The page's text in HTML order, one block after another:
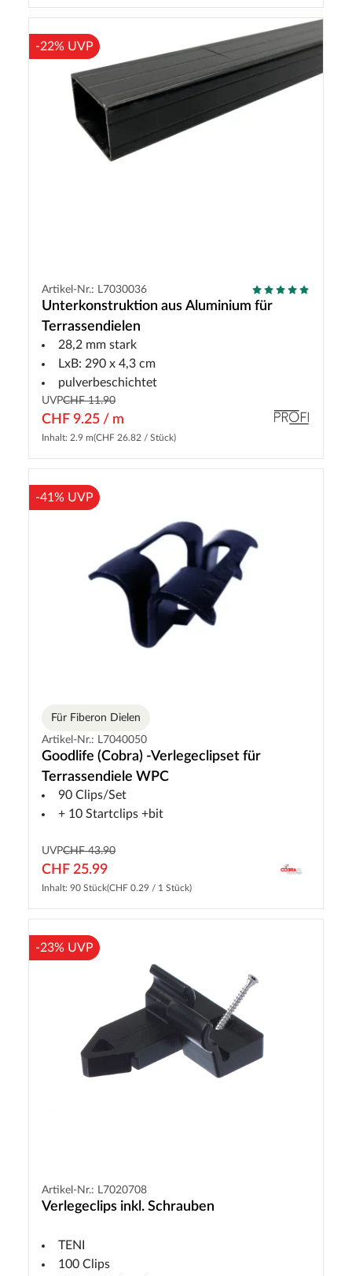
-22% UVP
Artikel-Nr.: L7030036
Unterkonstruktion aus Aluminium für
Terrassendielen
28,2 mm stark
LxB: 290 x 4,3 cm
pulverbeschichtet
UVPCHF 11.90
CHF 9.25 / m
Inhalt: 2.9 m(CHF 26.82 / Stück)
-41% UVP
Für Fiberon Dielen
Artikel-Nr.: L7040050
Goodlife (Cobra) -Verlegeclipset für
Terrassendiele WPC
90 Clips/Set
+ 10 Startclips +bit
UVPCHF 43.90
CHF 25.99
Inhalt: 90 Stück(CHF 0.29 / 1 Stück)
-23% UVP
Artikel-Nr.: L7020708
Verlegeclips inkl. Schrauben
TENI
100 Clips